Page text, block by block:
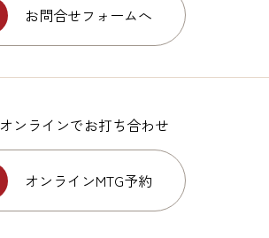
お問合せフォームへ
オンラインでお打ち合わせ
オンラインMTG予約